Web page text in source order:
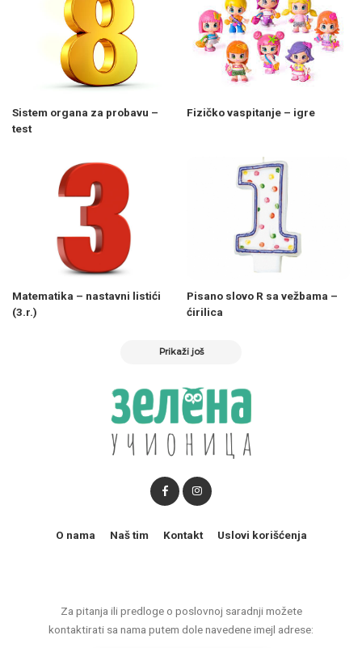
Sistem organa za probavu –
test
Fizičko vaspitanje – igre
Matematika – nastavni listići
(3.r.)
Pisano slovo R sa vežbama –
ćirilica
Prikaži još
Za pitanja ili predloge o poslovnoj saradnji možete
kontaktirati sa nama putem dole navedene imejl adrese:
O nama Naš tim Kontakt Uslovi korišćenja